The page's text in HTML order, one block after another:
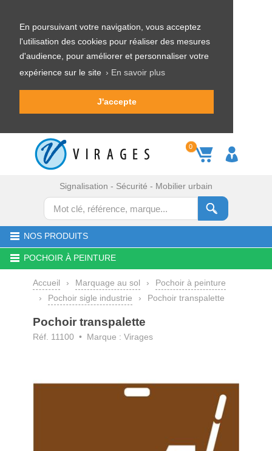
En poursuivant votre navigation, vous acceptez
l'utilisation des cookies pour réaliser des mesures
d'audience, pour améliorer et personnaliser votre
expérience sur le site › En savoir plus
J'accepte
0
Signalisation - Sécurité - Mobilier urbain
NOS PRODUITS
POCHOIR À PEINTURE
Accueil › Marquage au sol ›
Pochoir à peinture
›
Pochoir sigle industrie › Pochoir transpalette
Pochoir transpalette
Réf. 11100 • Marque : Virages